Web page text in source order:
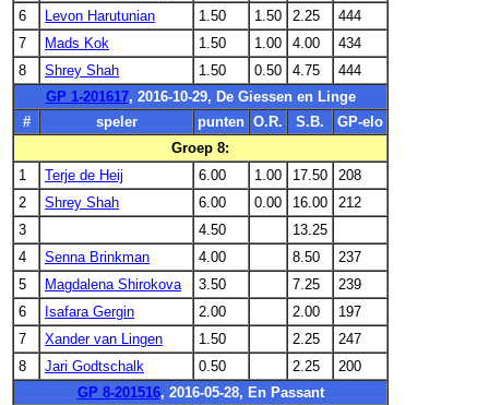
6
Levon Harutunian 1.50 1.50 2.25
444
7
Mads Kok 1.50 1.00 4.00
434
8
Shrey Shah 1.50 0.50 4.75
444
GP 1-201617, 2016-10-29, De Giessen en Linge
#
speler punten O.R. S.B.
GP-elo
Groep 8:
1
Terje de Heij 6.00 1.00 17.50
208
2
Shrey Shah 6.00 0.00 16.00
212
3
4.50
13.25
4
Senna Brinkman 4.00 8.50
237
5
Magdalena Shirokova 3.50 7.25
239
6
Isafara Gergin 2.00 2.00
197
7
Xander van Lingen 1.50 2.25
247
8
Jari Godtschalk 0.50 2.25
200
GP 8-201516, 2016-05-28, En Passant